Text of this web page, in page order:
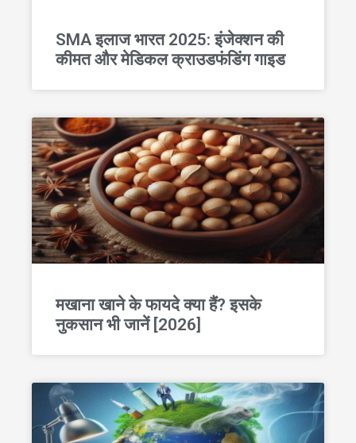
SMA इलाज भारत 2025: इंजेक्शन की
कीमत और मेडिकल क्राउडफंडिंग गाइड
मखाना खाने के फायदे क्या हैं? इसके
नुकसान भी जानें [2026]